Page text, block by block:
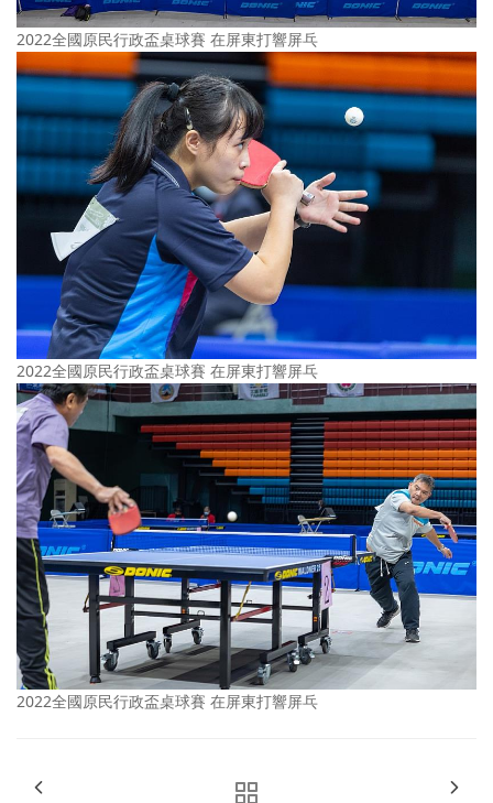
2022全國原民行政盃桌球賽 在屏東打響屏乓
2022全國原民行政盃桌球賽 在屏東打響屏乓
2022全國原民行政盃桌球賽 在屏東打響屏乓